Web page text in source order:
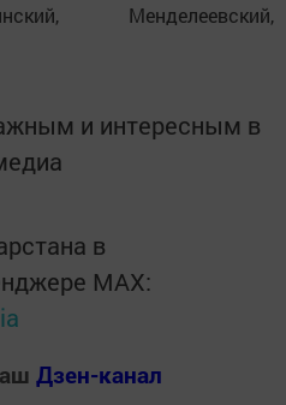
Менделеевский,
и интересным в
в
MАХ:
Дзен-канал